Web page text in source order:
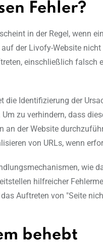
Fehler?
in der Regel, wenn
der Livofy-Website
einschließlich falsch
die Identifizierung der
zu verhindern, dass
an der Website
von URLs, wenn
wie
hilfreicher
Auftreten von "Seite
behebt